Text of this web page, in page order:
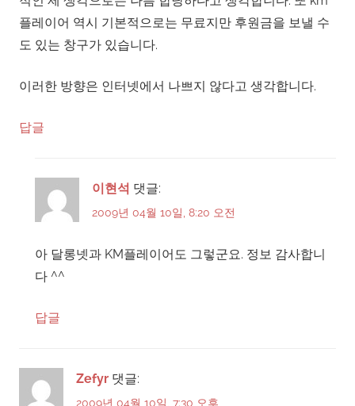
플레이어 역시 기본적으로는 무료지만 후원금을 보낼 수
도 있는 창구가 있습니다.
이러한 방향은 인터넷에서 나쁘지 않다고 생각합니다.
답글
이현석 댓글:
2009년 04월 10일, 8:20 오전
아 달롱넷과 KM플레이어도 그렇군요. 정보 감사합니
다 ^^
답글
Zefyr 댓글:
2009년 04월 10일, 7:30 오후